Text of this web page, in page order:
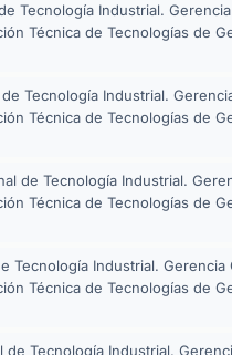
Tecnología Industrial.
Técnica de Tecnologías de
Tecnología Industrial.
Técnica de Tecnologías de
de Tecnología Industrial.
Técnica de Tecnologías de
Tecnología Industrial.
Técnica de Tecnologías de
de Tecnología Industrial.